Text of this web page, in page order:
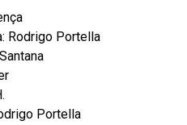
Rodrigo Portella
Portella